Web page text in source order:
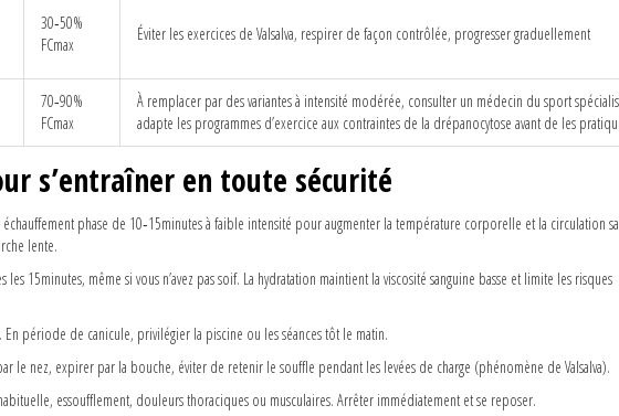
30‑50%
FCmax
Éviter les exercices de Valsalva, respirer de façon contrôlée, progresser graduellement
70‑90%
FCmax
À remplacer par des variantes à intensité modérée, consulter un médecin du sport
adapte les programmes d’exercice aux contraintes de la drépanocytose avant de les
s’entraîner en toute sécurité
échauffement phase de 10‑15minutes à faible intensité pour augmenter la température corporelle et la circulation
lente.
15minutes, même si vous n’avez pas soif. La hydratation maintient la viscosité sanguine basse et limite les risques
En période de canicule, privilégier la piscine ou les séances tôt le matin.
le nez, expirer par la bouche, éviter de retenir le souffle pendant les levées de charge (phénomène de Valsalva).
essoufflement, douleurs thoraciques ou musculaires. Arrêter immédiatement et se reposer.